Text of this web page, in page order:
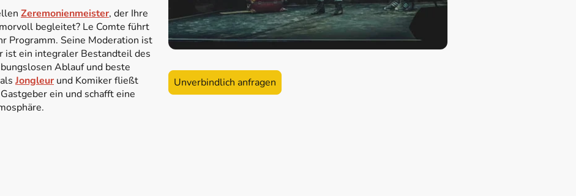
Unverbindlich anfragen
Zeremonienmeister, der Ihre
begleitet? Le Comte führt
Programm. Seine Moderation ist
ist ein integraler Bestandteil des
Ablauf und beste
Jongleur und Komiker fließt
ein und schafft eine